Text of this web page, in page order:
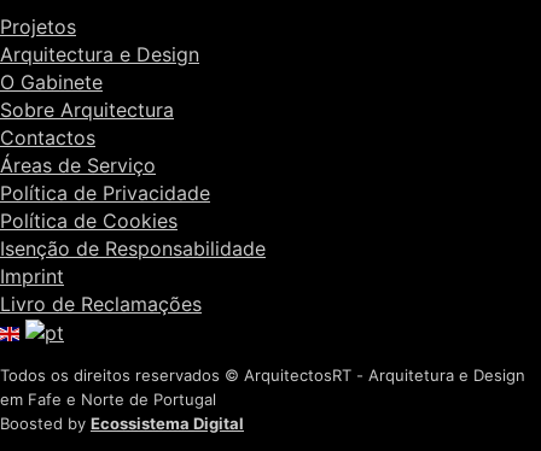
Projetos
Arquitectura e Design
O Gabinete
Sobre Arquitectura
Contactos
Áreas de Serviço
Política de Privacidade
Política de Cookies
Isenção de Responsabilidade
Imprint
Livro de Reclamações
Todos os direitos reservados © ArquitectosRT - Arquitetura e Design
em Fafe e Norte de Portugal
Boosted by Ecossistema Digital